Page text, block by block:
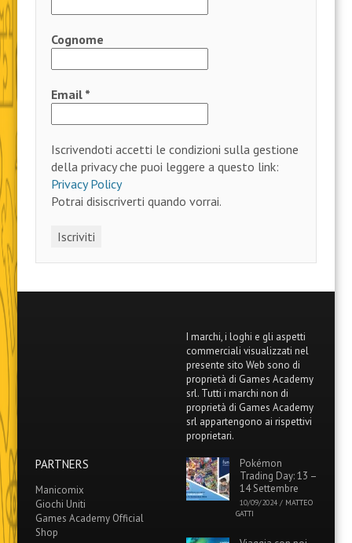
Cognome
Email *
Iscrivendoti accetti le condizioni sulla gestione
della privacy che puoi leggere a questo link:
Privacy Policy
Potrai disiscriverti quando vorrai.
I marchi, i loghi e gli aspetti
commerciali visualizzati nel
presente sito Web sono di
proprietà di Games Academy
srl. Tutti i marchi non di
proprietà di Games Academy
srl appartengono ai rispettivi
proprietari.
PARTNERS
Manicomix
Giochi Uniti
Games Academy Official
Shop
Pokémon
Trading Day: 13 –
14 Settembre
10/09/2024 / MATTEO
GATTI